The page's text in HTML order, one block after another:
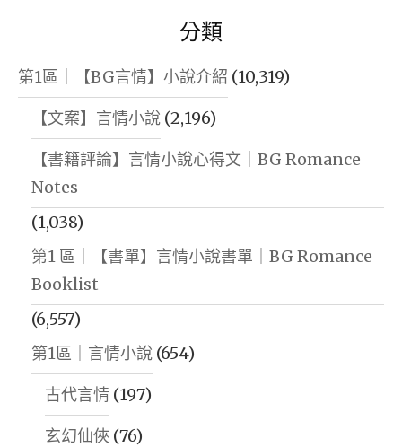
分類
第1區｜【BG言情】小說介紹 (10,319)
【文案】言情小說 (2,196)
【書籍評論】言情小說心得文｜BG Romance
Notes
(1,038)
第1 區｜【書單】言情小說書單｜BG Romance
Booklist
(6,557)
第1區｜言情小說 (654)
古代言情 (197)
玄幻仙俠 (76)